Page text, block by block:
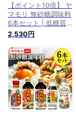
【ポイント10倍】 ヤ
マモリ 無砂糖調味料
6本セット | 低糖質
鍋 鍋つゆ すき焼 ロ
カボ 糖質制限 糖質
オフ ぽん酢 めんつ
ゆ 麺つゆ つゆ つゆ
の素 酢 カンタン酢
お酢 調味料 詰め合
わせ 焼肉 焼肉のた
れ あす楽 父の日 男
性用ギフト
2,530円